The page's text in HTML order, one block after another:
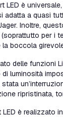
LED è
adatta a quasi
Inoltre,
per i
boccola
delle funzioni
di luminosità
ripristinata,
LED è realizzato